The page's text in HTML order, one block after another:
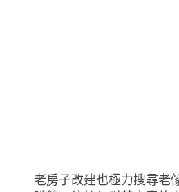
老房子改建也極力搜尋老